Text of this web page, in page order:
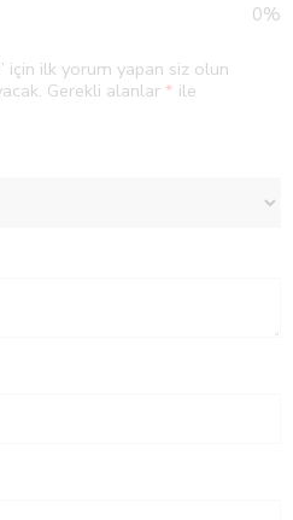
0%
için ilk yorum yapan siz olun
Gerekli alanlar * ile